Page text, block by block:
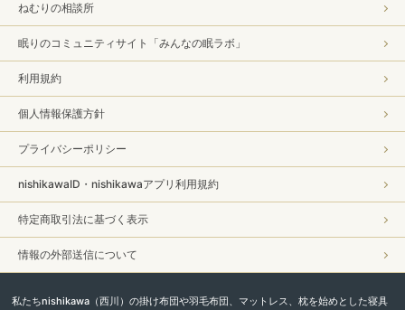
ねむりの相談所
眠りのコミュニティサイト「みんなの眠ラボ」
利用規約
個人情報保護方針
プライバシーポリシー
nishikawaID・nishikawaアプリ利用規約
特定商取引法に基づく表示
情報の外部送信について
私たちnishikawa（西川）の掛け布団や羽毛布団、マットレス、枕を始めとした寝具